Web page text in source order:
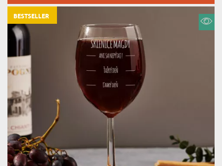
BESTSELLER